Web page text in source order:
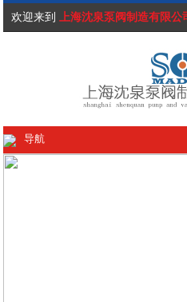
欢迎来到 上海沈泉泵阀制造有限公
导航